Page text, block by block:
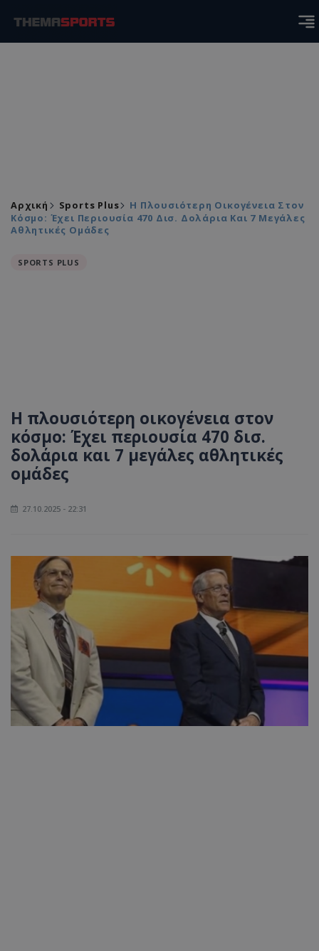
Αρχική Sports Plus
Η Πλουσιότερη Οικογένεια Στον
Κόσμο: Έχει Περιουσία 470 Δισ. Δολάρια Και 7 Μεγάλες
Αθλητικές Ομάδες
SPORTS PLUS
Η πλουσιότερη οικογένεια στον
κόσμο: Έχει περιουσία 470 δισ.
δολάρια και 7 μεγάλες αθλητικές
ομάδες
27.10.2025 - 22:31